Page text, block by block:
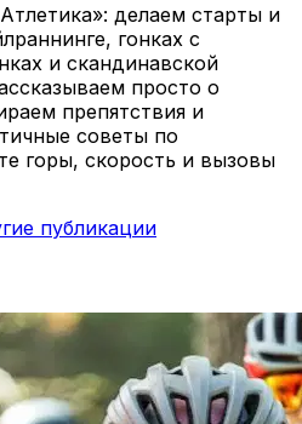
делаем старты и
гонках с
и скандинавской
просто о
препятствия и
советы по
горы, скорость и вызовы
публикации